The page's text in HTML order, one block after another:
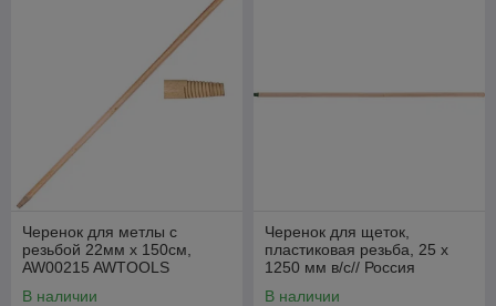
Черенок для метлы с
резьбой 22мм x 150см,
AW00215 AWTOOLS
В наличии
Черенок для щеток,
пластиковая резьба, 25 х
1250 мм в/с// Россия
В наличии